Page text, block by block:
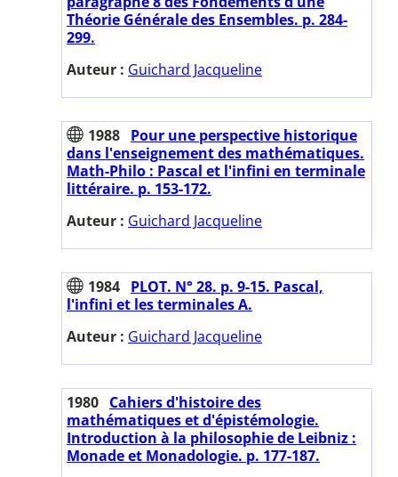
Théorie Générale des Ensembles. p. 284-
299.
Auteur : Guichard Jacqueline
1988 Pour une perspective historique
dans l'enseignement des mathématiques.
Math-Philo : Pascal et l'infini en terminale
littéraire. p. 153-172.
Auteur : Guichard Jacqueline
1984 PLOT. N° 28. p. 9-15. Pascal,
l'infini et les terminales A.
Auteur : Guichard Jacqueline
1980 Cahiers d'histoire des
mathématiques et d'épistémologie.
Introduction à la philosophie de Leibniz :
Monade et Monadologie. p. 177-187.